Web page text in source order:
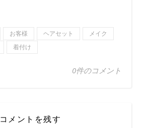
お客様 ヘアセット
メイク
着付け
0件のコメント
コメントを残す